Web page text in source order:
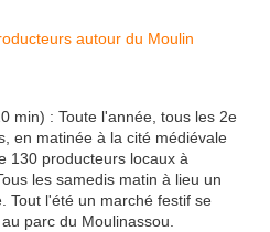
min) : Toute l'année, tous les 2e
en matinée à la cité médiévale
130 producteurs locaux à
les samedis matin à lieu un
Tout l'été un marché festif se
parc du Moulinassou.